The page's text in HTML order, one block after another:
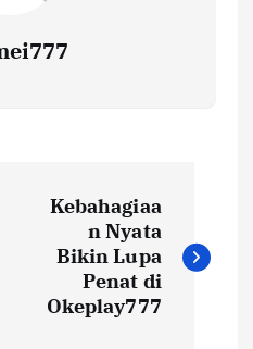
Kebahagiaa
n Nyata
Bikin Lupa
Penat di
Okeplay777